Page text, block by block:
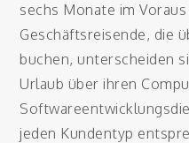
sechs Monate im
Geschäftsreisende, die
buchen, unterscheiden
Urlaub über ihren
jeden Kundentyp